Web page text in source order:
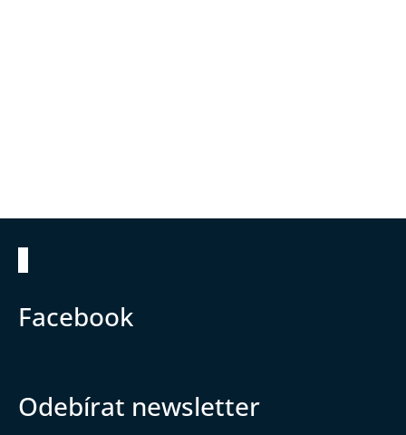
Zápatí
Facebook
Odebírat newsletter